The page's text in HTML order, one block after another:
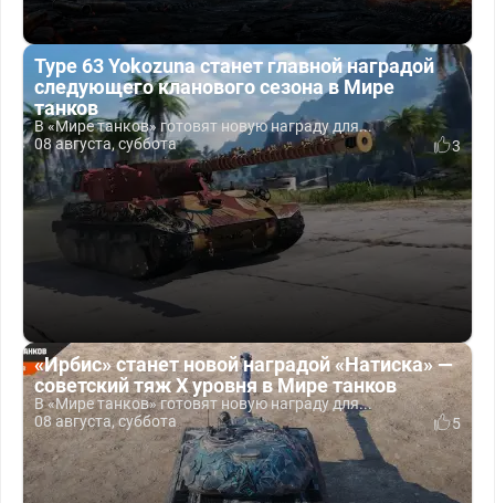
Type 63 Yokozuna станет главной наградой
следующего кланового сезона в Мире
танков
В «Мире танков» готовят новую награду для...
08 августа, суббота
3
«Ирбис» станет новой наградой «Натиска» —
советский тяж X уровня в Мире танков
В «Мире танков» готовят новую награду для...
08 августа, суббота
5